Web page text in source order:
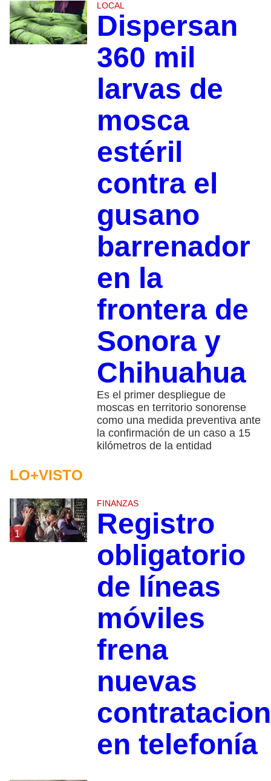
LOCAL
Dispersan
360 mil
larvas de
mosca
estéril
contra el
gusano
barrenador
en la
frontera de
Sonora y
Chihuahua
Es el primer despliegue de
moscas en territorio sonorense
como una medida preventiva ante
la confirmación de un caso a 15
kilómetros de la entidad
LO+VISTO
1
FINANZAS
Registro
obligatorio
de líneas
móviles
frena
nuevas
en telefonía